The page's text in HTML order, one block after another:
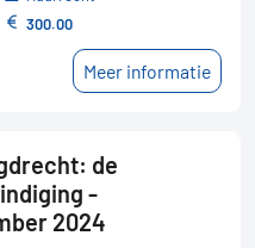
300.00
Meer informatie
de
-
2024